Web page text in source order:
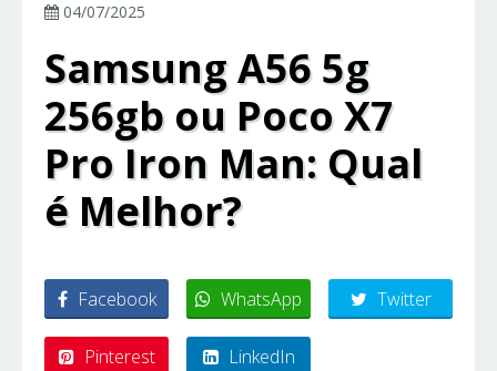
04/07/2025
Samsung A56 5g
256gb ou Poco X7
Pro Iron Man: Qual
é Melhor?
Facebook WhatsApp Twitter
Pinterest LinkedIn